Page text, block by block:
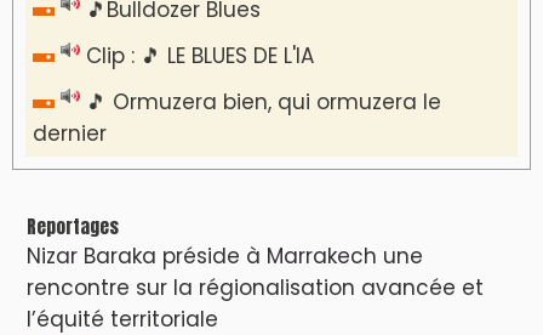
🎵Bulldozer Blues
Clip : 🎵 LE BLUES DE L'IA
🎵 Ormuzera bien, qui ormuzera le
dernier
Reportages
Nizar Baraka préside à Marrakech une
rencontre sur la régionalisation avancée et
l’équité territoriale